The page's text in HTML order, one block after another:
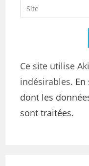
Ce site utilise
indésirables.
dont les
sont traitées.